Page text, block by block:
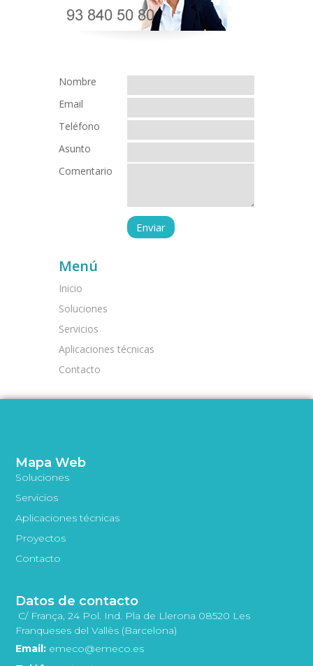
Nombre
Email
Teléfono
Asunto
Comentario
Menú
Inicio
Soluciones
Servicios
Aplicaciones técnicas
Contacto
Mapa Web
Soluciones
Servicios
Aplicaciones técnicas
Proyectos
Contacto
Datos de contacto
C/ França, 24 Pol. Ind. Pla de Llerona 08520 Les
Franqueses del Vallès (Barcelona)
Email: emeco@emeco.es